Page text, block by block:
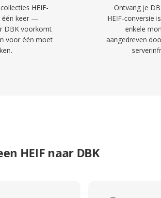
HEIF-
één keer —
DBK voorkomt
voor één moet
Ontvang je
HEIF-conversie
enkele
aangedreven
HEIF naar DBK